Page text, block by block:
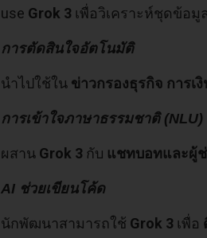
use Grok 3 เพื่อวิเคราะห์ชุดข้อ
การตัดสินใจอัตโนมัติ
นำไปใช้ใน ข่าวกรองธุรกิจ การเ
การเข้าใจภาษาธรรมชาติ (NLU)
ผสาน Grok 3 กับ แชทบอทและผู้
AI ช่วยเขียนโค้ด
นักพัฒนาสามารถใช้ Grok 3 เพื่อ